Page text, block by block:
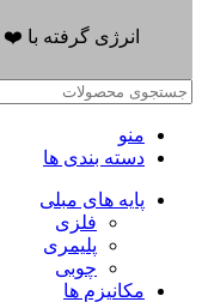
انرژی گرفته با ❤️
منو
دسته بندی ها
پایه های مبلی
فلزی
پلیمری
چوبی
مکانیزم ها